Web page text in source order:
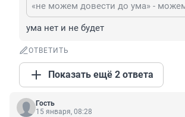
ума нет и не будет
ОТВЕТИТЬ
Показать ещё 2 ответа
Гость
15 января, 08:28